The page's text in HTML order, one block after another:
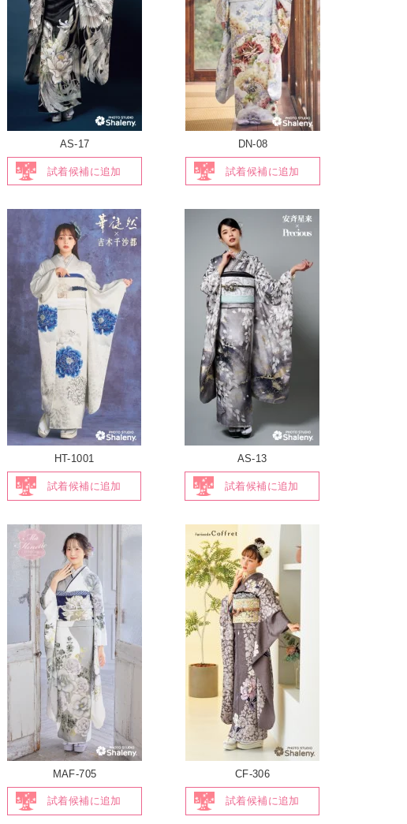
AS-17
試着候補に追加
DN-08
試着候補に追加
HT-1001
試着候補に追加
AS-13
試着候補に追加
MAF-705
試着候補に追加
CF-306
試着候補に追加